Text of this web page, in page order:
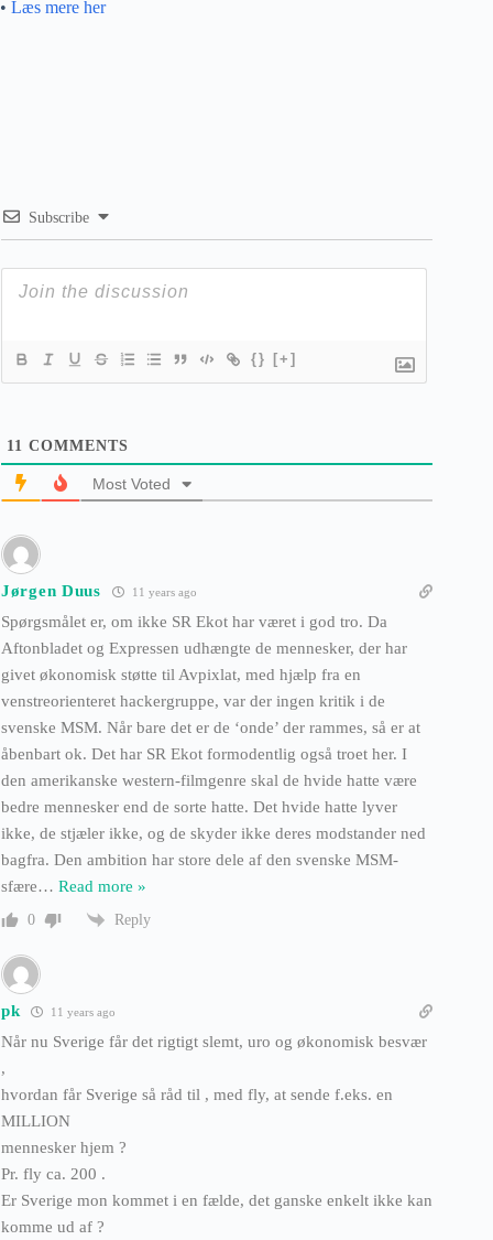
• Læs mere her
Subscribe
{} [+]
11 COMMENTS
Most Voted
Jørgen Duus 11 years ago
Spørgsmålet er, om ikke SR Ekot har været i god tro. Da
Aftonbladet og Expressen udhængte de mennesker, der har
givet økonomisk støtte til Avpixlat, med hjælp fra en
venstreorienteret hackergruppe, var der ingen kritik i de
svenske MSM. Når bare det er de ‘onde’ der rammes, så er at
åbenbart ok. Det har SR Ekot formodentlig også troet her. I
den amerikanske western-filmgenre skal de hvide hatte være
bedre mennesker end de sorte hatte. Det hvide hatte lyver
ikke, de stjæler ikke, og de skyder ikke deres modstander ned
bagfra. Den ambition har store dele af den svenske MSM-
sfære… Read more »
0 Reply
pk 11 years ago
Når nu Sverige får det rigtigt slemt, uro og økonomisk besvær
,
hvordan får Sverige så råd til , med fly, at sende f.eks. en
MILLION
mennesker hjem ?
Pr. fly ca. 200 .
Er Sverige mon kommet i en fælde, det ganske enkelt ikke kan
komme ud af ?